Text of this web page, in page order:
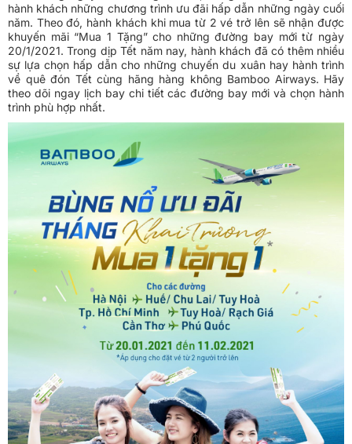
hành khách những chương trình ưu đãi hấp dẫn những ngày cuối
năm. Theo đó, hành khách khi mua từ 2 vé trở lên sẽ nhận được
khuyến mãi “Mua 1 Tặng” cho những đường bay mới từ ngày
20/1/2021. Trong dịp Tết năm nay, hành khách đã có thêm nhiều
sự lựa chọn hấp dẫn cho những chuyến du xuân hay hành trình
về quê đón Tết cùng hãng hàng không Bamboo Airways. Hãy
theo dõi ngay lịch bay chi tiết các đường bay mới và chọn hành
trình phù hợp nhất.